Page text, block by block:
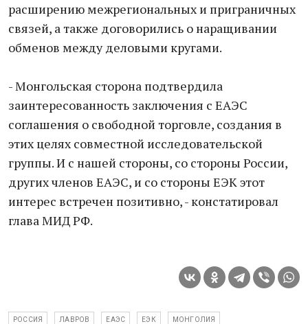
расширению межрегиональных и приграничных
связей, а также договорились о наращивании
обменов между деловыми кругами.
- Монгольская сторона подтвердила
заинтересованность заключения с ЕАЭС
соглашения о свободной торговле, создания в
этих целях совместной исследовательской
группы. И с нашей стороны, со стороны России,
других членов ЕАЭС, и со стороны ЕЭК этот
интерес встречен позитивно, - констатировал
глава МИД РФ.
РОССИЯ ЛАВРОВ ЕАЭС ЕЭК МОНГОЛИЯ